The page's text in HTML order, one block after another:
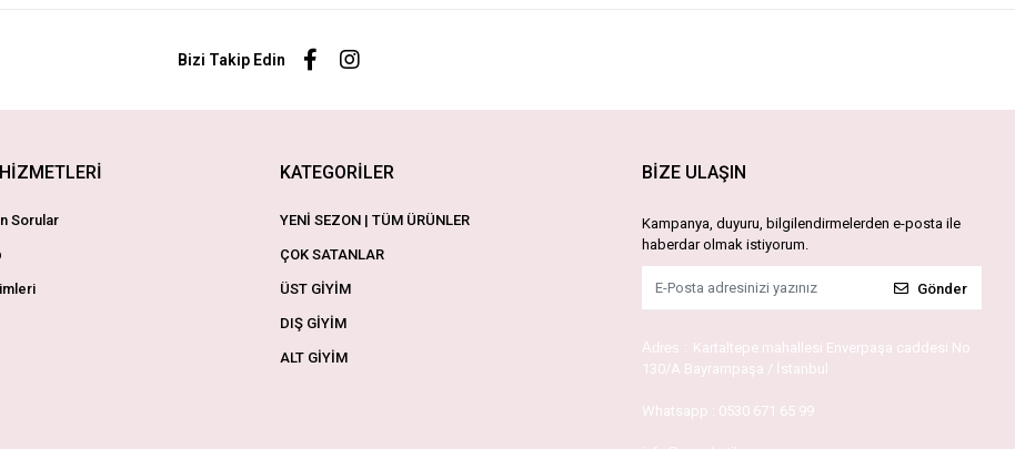
Bizi Takip Edin
Sorular
KATEGORİLER
YENİ SEZON | TÜM ÜRÜNLER
ÇOK SATANLAR
ÜST GİYİM
DIŞ GİYİM
ALT GİYİM
BİZE ULAŞIN
Kampanya, duyuru, bilgilendirmelerden e-posta ile
haberdar olmak istiyorum.
Gönder
Adres : Kartaltepe mahallesi Enverpaşa caddesi No
130/A Bayrampaşa / İstanbul
Whatsapp : 0530 671 65 99